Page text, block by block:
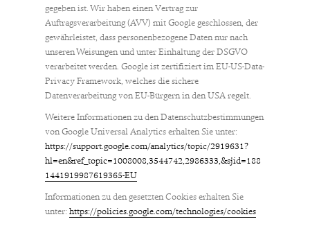
gegeben ist. Wir haben einen Vertrag zur
Auftragsverarbeitung (AVV) mit Google geschlossen, der
gewährleistet, dass personenbezogene Daten nur nach
unseren Weisungen und unter Einhaltung der DSGVO
verarbeitet werden. Google ist zertifiziert im EU-US-Data-
Privacy Framework, welches die sichere
Datenverarbeitung von EU-Bürgern in den USA regelt.
Weitere Informationen zu den Datenschutzbestimmungen
von Google Universal Analytics erhalten Sie unter:
https://support.google.com/analytics/topic/2919631?
hl=en&ref_topic=1008008,3544742,2986333,&sjid=188
1441919987619365-EU
Informationen zu den gesetzten Cookies erhalten Sie
unter:https://policies.google.com/technologies/cookies